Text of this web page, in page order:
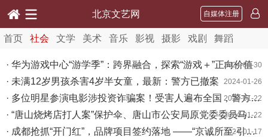
北京文艺网 自媒体注册
首页 社会 文学 美术 音乐 影视 摄影 戏剧 舞蹈
· 华为游戏中心“游学季”：跨界融合，探索“游戏＋”正向价值
2024-01-30
· 未满12岁男孩杀害4岁半女童，最新：警方已撤案 2024-01-26
· 多位明星参演电影涉投资诈骗案！受害人遍布全国，警方征集线索→
2024-01-22
· “唐山烧烤店打人案”保护伞、唐山市公安局原党委委员马爱军获刑12年
2024-01-22
· 成都抢抓“开门红”，品牌项目签约落地 ——“京诚所至·引以为蓉”成都会展推介会在北京举行
2024-01-17